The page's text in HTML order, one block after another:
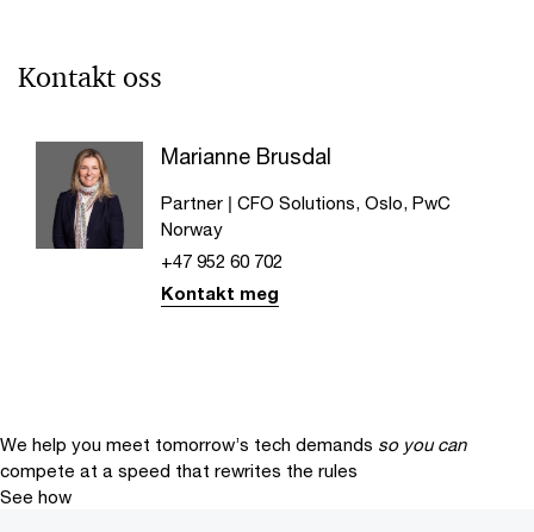
Kontakt oss
Marianne Brusdal
Partner | CFO Solutions, Oslo, PwC
Norway
+47 952 60 702
Kontakt meg
We help you meet tomorrow’s tech demands so you can
compete at a speed that rewrites the rules
See how